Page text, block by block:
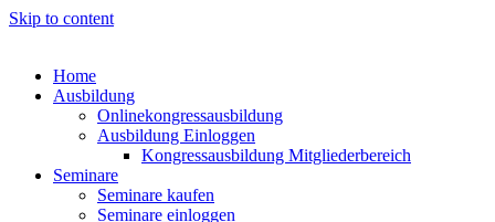
Skip to content
Home
Ausbildung
Onlinekongressausbildung
Ausbildung Einloggen
Kongressausbildung Mitgliederbereich
Seminare
Seminare kaufen
Seminare einloggen